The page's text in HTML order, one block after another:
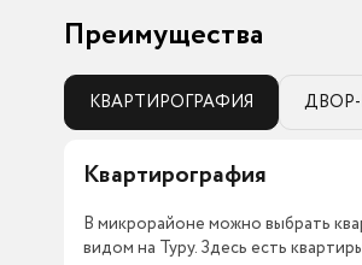
Преимущества
КВАРТИРОГРАФИЯ
Квартирография
В микрорайоне можно выбрать
видом на Туру. Здесь есть